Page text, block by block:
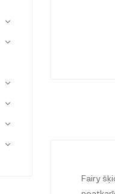
Fairy